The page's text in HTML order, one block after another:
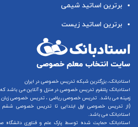
برترین اساتید شیمی
برترین اساتید زیست
استادبانک، بزرگترین شبکه تدریس خصوصی در ایران
استادبانک پلتفرم تدریس خصوصی در منزل و آنلاین
زمینه می باشد. تدریس خصوصی ریاضی ، تدریس خصوصی زبان
(از تدریس خصوصی اول ابتدایی تا تدریس خصوصی ششم
استادبانک می باشد.
استادبانک حمایت شده توسط پارک علم و فناوری دانشگاه